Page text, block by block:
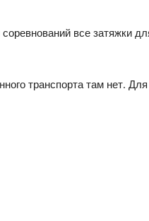
все затяжки
транспорта там нет.